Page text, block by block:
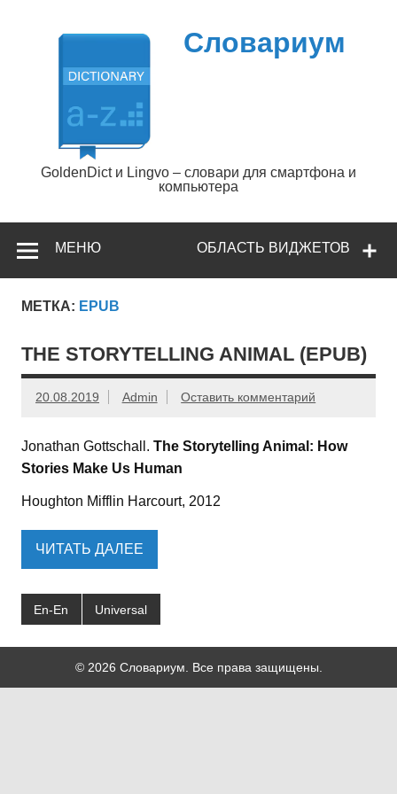
содержимому
Словариум
GoldenDict и Lingvo – словари для смартфона и
компьютера
ОБЛАСТЬ ВИДЖЕТОВ
МЕНЮ
МЕТКА: EPUB
THE STORYTELLING ANIMAL (EPUB)
20.08.2019 Admin Оставить комментарий
Jonathan Gottschall. The Storytelling Animal: How
Stories Make Us Human
Houghton Mifflin Harcourt, 2012
ЧИТАТЬ ДАЛЕЕ
En-En Universal
© 2026 Словариум. Все права защищены.